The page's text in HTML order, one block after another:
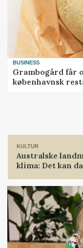
BUSINESS
Grambogård får
københavnsk
KULTUR
Australske
klima: Det kan